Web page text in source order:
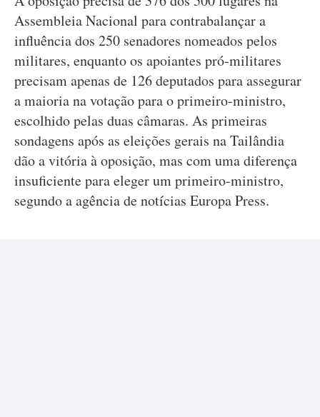
Assembleia Nacional para contrabalançar a
influência dos 250 senadores nomeados pelos
militares, enquanto os apoiantes pró-militares
precisam apenas de 126 deputados para assegurar
a maioria na votação para o primeiro-ministro,
escolhido pelas duas câmaras. As primeiras
sondagens após as eleições gerais na Tailândia
dão a vitória à oposição, mas com uma diferença
insuficiente para eleger um primeiro-ministro,
segundo a agência de notícias Europa Press.